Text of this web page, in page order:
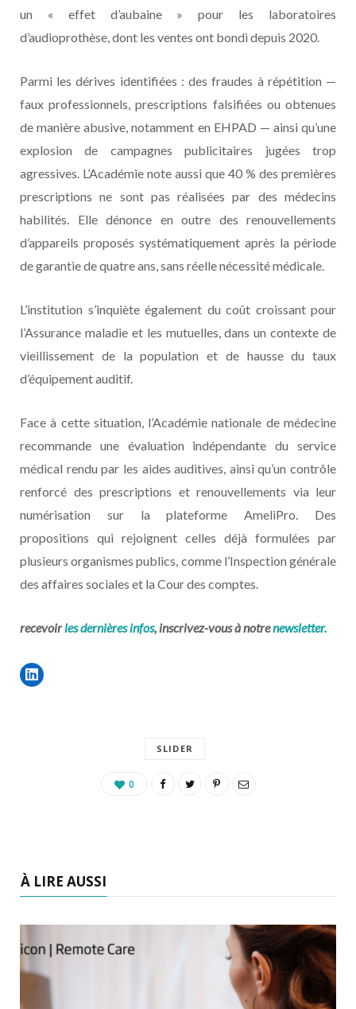
un « effet d’aubaine » pour les laboratoires
d’audioprothèse, dont les ventes ont bondi depuis 2020.
Parmi les dérives identifiées : des fraudes à répétition —
faux professionnels, prescriptions falsifiées ou obtenues
de manière abusive, notamment en EHPAD — ainsi qu’une
explosion de campagnes publicitaires jugées trop
agressives. L’Académie note aussi que 40 % des premières
prescriptions ne sont pas réalisées par des médecins
habilités. Elle dénonce en outre des renouvellements
d’appareils proposés systématiquement après la période
de garantie de quatre ans, sans réelle nécessité médicale.
L’institution s’inquiète également du coût croissant pour
l’Assurance maladie et les mutuelles, dans un contexte de
vieillissement de la population et de hausse du taux
d’équipement auditif.
Face à cette situation, l’Académie nationale de médecine
recommande une évaluation indépendante du service
médical rendu par les aides auditives, ainsi qu’un contrôle
renforcé des prescriptions et renouvellements via leur
numérisation sur la plateforme AmeliPro. Des
propositions qui rejoignent celles déjà formulées par
plusieurs organismes publics, comme l’Inspection générale
des affaires sociales et la Cour des comptes.
recevoirles dernières infos, inscrivez-vous à notrenewsletter.
SLIDER
0
À LIRE AUSSI